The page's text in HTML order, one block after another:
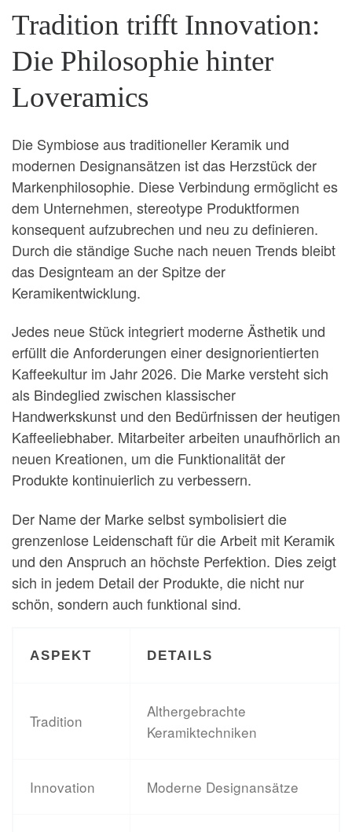
Tradition trifft Innovation:
Die Philosophie hinter
Loveramics
Die Symbiose aus traditioneller Keramik und
modernen Designansätzen ist das Herzstück der
Markenphilosophie. Diese Verbindung ermöglicht es
dem Unternehmen, stereotype Produktformen
konsequent aufzubrechen und neu zu definieren.
Durch die ständige Suche nach neuen Trends bleibt
das Designteam an der Spitze der
Keramikentwicklung.
Jedes neue Stück integriert moderne Ästhetik und
erfüllt die Anforderungen einer designorientierten
Kaffeekultur im Jahr 2026. Die Marke versteht sich
als Bindeglied zwischen klassischer
Handwerkskunst und den Bedürfnissen der heutigen
Kaffeeliebhaber. Mitarbeiter arbeiten unaufhörlich an
neuen Kreationen, um die Funktionalität der
Produkte kontinuierlich zu verbessern.
Der Name der Marke selbst symbolisiert die
grenzenlose Leidenschaft für die Arbeit mit Keramik
und den Anspruch an höchste Perfektion. Dies zeigt
sich in jedem Detail der Produkte, die nicht nur
schön, sondern auch funktional sind.
ASPEKT DETAILS
Tradition
Althergebrachte
Keramiktechniken
Innovation Moderne Designansätze